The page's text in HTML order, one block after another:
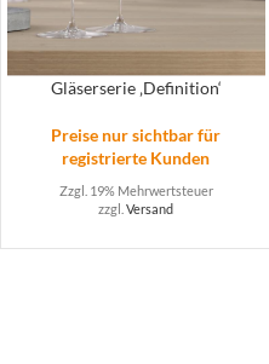
Gläserserie ‚Definition‘
Preise nur sichtbar für
registrierte Kunden
Zzgl. 19% Mehrwertsteuer
zzgl.Versand